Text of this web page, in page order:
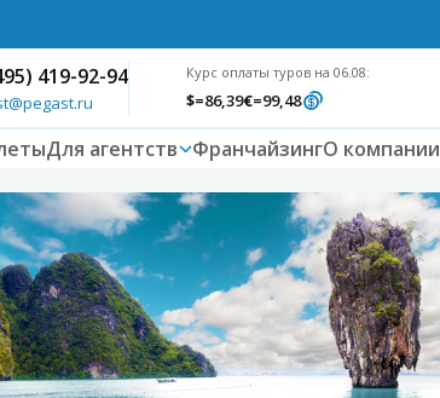
419-92-94 Курс оплаты туров на 06.08:
$=86,39€=99,48
Для агентств ФранчайзингО компании